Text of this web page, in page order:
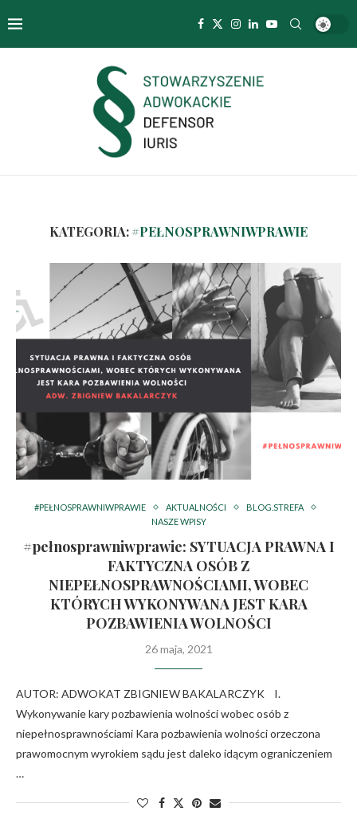
KATEGORIA:#PEŁNOSPRAWNIWPRAWIE
#PEŁNOSPRAWNIWPRAWIE AKTUALNOŚCI
BLOG.STREFA
NASZE WPISY
#pełnosprawniwprawie: SYTUACJA PRAWNA I
FAKTYCZNA OSÓB Z
NIEPEŁNOSPRAWNOŚCIAMI, WOBEC
KTÓRYCH WYKONYWANA JEST KARA
POZBAWIENIA WOLNOŚCI
26 maja, 2021
AUTOR: ADWOKAT ZBIGNIEW BAKALARCZYK I.
Wykonywanie kary pozbawienia wolności wobec osób z
niepełnosprawnościami Kara pozbawienia wolności orzeczona
prawomocnym wyrokiem sądu jest daleko idącym ograniczeniem
…